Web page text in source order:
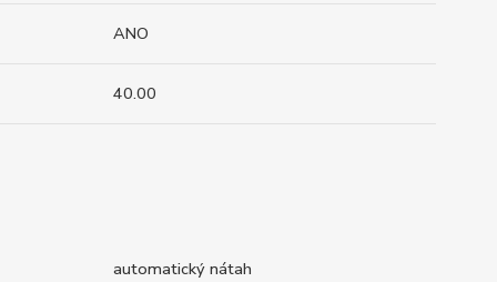
ANO
40.00
automatický nátah